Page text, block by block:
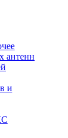
антенн
и